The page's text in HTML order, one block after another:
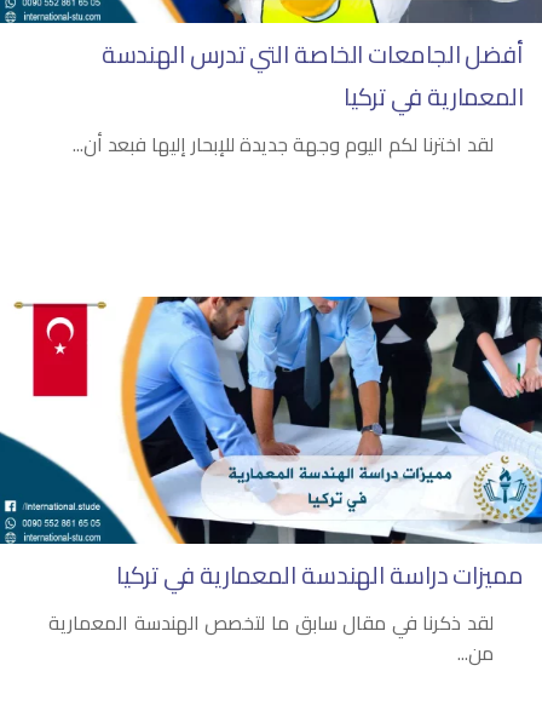
أفضل الجامعات الخاصة التي تدرس الهندسة
المعمارية في تركيا
لقد اخترنا لكم اليوم وجهة جديدة للإبحار إليها فبعد أن...
مميزات دراسة الهندسة المعمارية في تركيا
لقد ذكرنا في مقال سابق ما لتخصص الهندسة المعمارية
من...